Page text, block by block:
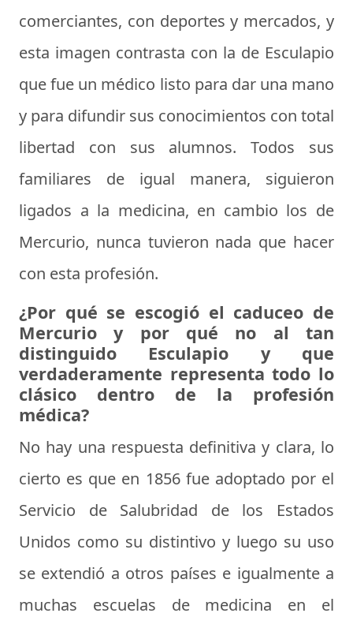
comerciantes, con deportes y mercados, y
esta imagen contrasta con la de Esculapio
que fue un médico listo para dar una mano
y para difundir sus conocimientos con total
libertad con sus alumnos. Todos sus
familiares de igual manera, siguieron
ligados a la medicina, en cambio los de
Mercurio, nunca tuvieron nada que hacer
con esta profesión.
¿Por qué se escogió el caduceo de
Mercurio y por qué no al tan
distinguido Esculapio y que
verdaderamente representa todo lo
clásico dentro de la profesión
médica?
No hay una respuesta definitiva y clara, lo
cierto es que en 1856 fue adoptado por el
Servicio de Salubridad de los Estados
Unidos como su distintivo y luego su uso
se extendió a otros países e igualmente a
muchas escuelas de medicina en el